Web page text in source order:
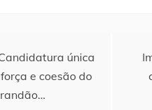
única
e coesão do